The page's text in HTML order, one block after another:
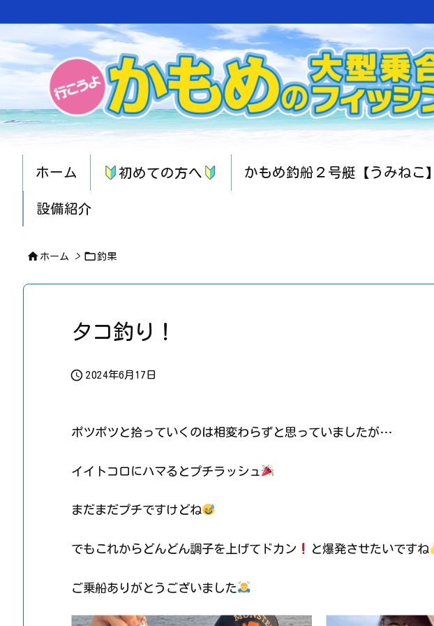
ホーム 初めての方へ かもめ釣船２号艇【うみねこ】
設備紹介
 ホーム > 釣果
タコ釣り！
 2024年6月17日
ポツポツと拾っていくのは相変わらずと思っていましたが…
イイトコロにハマるとプチラッシュ
まだまだプチですけどね
でもこれからどんどん調子を上げてドカン と爆発させたいですね
ご乗船ありがとうございました